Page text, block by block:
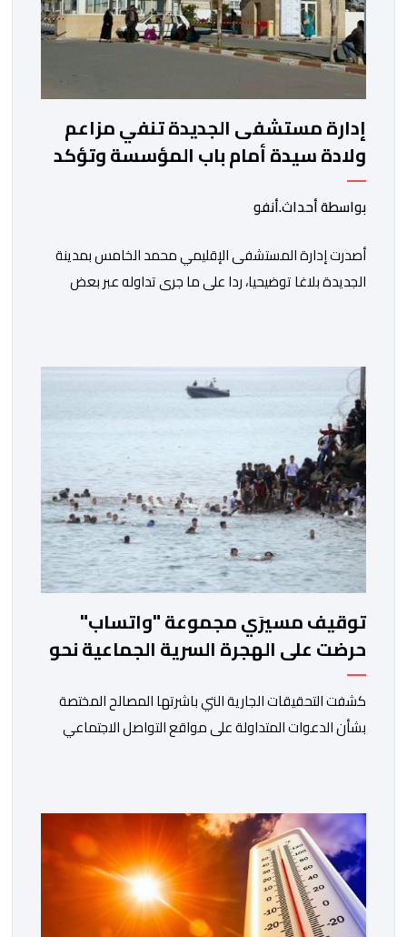
إدارة مستشفى الجديدة تنفي مزاعم
ولادة سيدة أمام باب المؤسسة وتؤكد
فتح تحقيق
بواسطة أحداث.أنفو
أصدرت إدارة المستشفى الإقليمي محمد الخامس بمدينة
الجديدة بلاغا توضيحيا، ردا على ما جرى تداوله عبر بعض
الرئيسي للمستشفى بسبب رفض استقبالها أو التكفل بها.
وأكدت إدارة المستشفى أن السيدة المعنية حضرت إلى
مصلحة الولادة، حيث تم استقبالها وتسجيلها وإخضاعها […]
توقيف مسيرَي مجموعة "واتساب"
حرضت على الهجرة السرية الجماعية نحو
سبتة
كشفت التحقيقات الجارية التي باشرتها المصالح المختصة
بشأن الدعوات المتداولة على مواقع التواصل الاجتماعي
عبور الحدود بشكل غير قانوني. وحسب مصادر مطلعة، فقد
أسفرت الأبحاث التقنية المنجزة عن تحديد هوية المشتبه فيه
الأول، الذي يعتقد أنه كان يشرف […]